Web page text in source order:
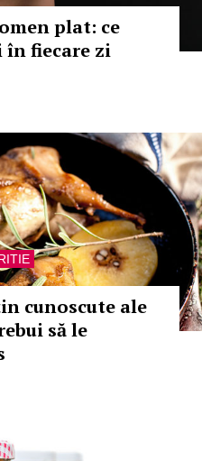
plat: ce
în fiecare zi
cunoscute ale
să le